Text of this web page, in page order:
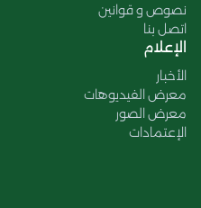
نصوص و قوانين
اتصل بنا
الإعلام
الأخبار
معرض الفيديوهات
معرض الصور
الإعتمادات